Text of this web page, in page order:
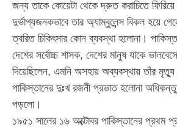
জন্য তাকে কোয়েটা থেকে দ্রুত করাচিতে ফিরিয়ে
দুর্ভাগ্যজনকভাবে তার অ্যাম্বুলেন্স বিকল হয়ে
ত্বরিত চিকিৎসার কোন ব্যবস্থা হলোনা।
দেশের সর্বোচ্চ শাসক, দেশের মানুষ যাকে
দিয়েছিলেন, এমনি অসহায় অব্যবস্থায় তাঁর
পাকিস্তানের দুঃখ রজনী প্রভাত হলোনা
পড়লো।
১৯৫১ সালের ১৬ অক্টোবর পাকিস্তানের প্রথম